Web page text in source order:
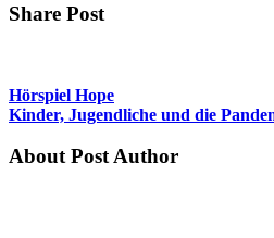
Share Post
Hörspiel Hope
Kinder, Jugendliche und die
About Post Author